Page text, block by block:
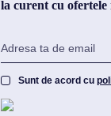
la curent cu ofertele
Sunt de acord cu